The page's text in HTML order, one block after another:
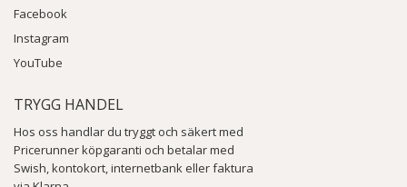
Facebook
Instagram
YouTube
TRYGG HANDEL
Hos oss handlar du tryggt och säkert med
Pricerunner köpgaranti och betalar med
Swish, kontokort, internetbank eller faktura